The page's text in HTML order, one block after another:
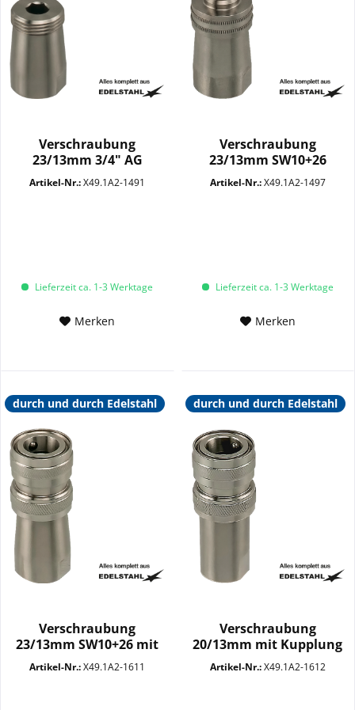
Verschraubung
23/13mm 3/4" AG
SW10+26 VA
Artikel-Nr.:X49.1A2-1491
Lieferzeit ca. 1-3 Werktage
Merken
Verschraubung
23/13mm SW10+26
Stecker "S" VA
Artikel-Nr.:X49.1A2-1497
Lieferzeit ca. 1-3 Werktage
Merken
durch und durch Edelstahl
Verschraubung
23/13mm SW10+26 mit
Kupplung VA
Artikel-Nr.:X49.1A2-1611
durch und durch Edelstahl
Verschraubung
20/13mm mit Kupplung
SW10+22 VA
Artikel-Nr.:X49.1A2-1612